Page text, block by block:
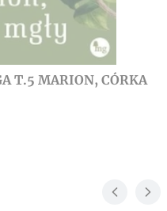
T.5 MARION, CÓRKA